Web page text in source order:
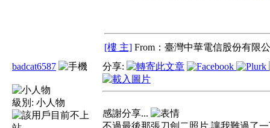
[樓 主] From：臺灣中華電信股份有限
badcat6587
級別: 小人物
分享:
感謝分享...
不過最後那張刀劍二照片,讓我難過了